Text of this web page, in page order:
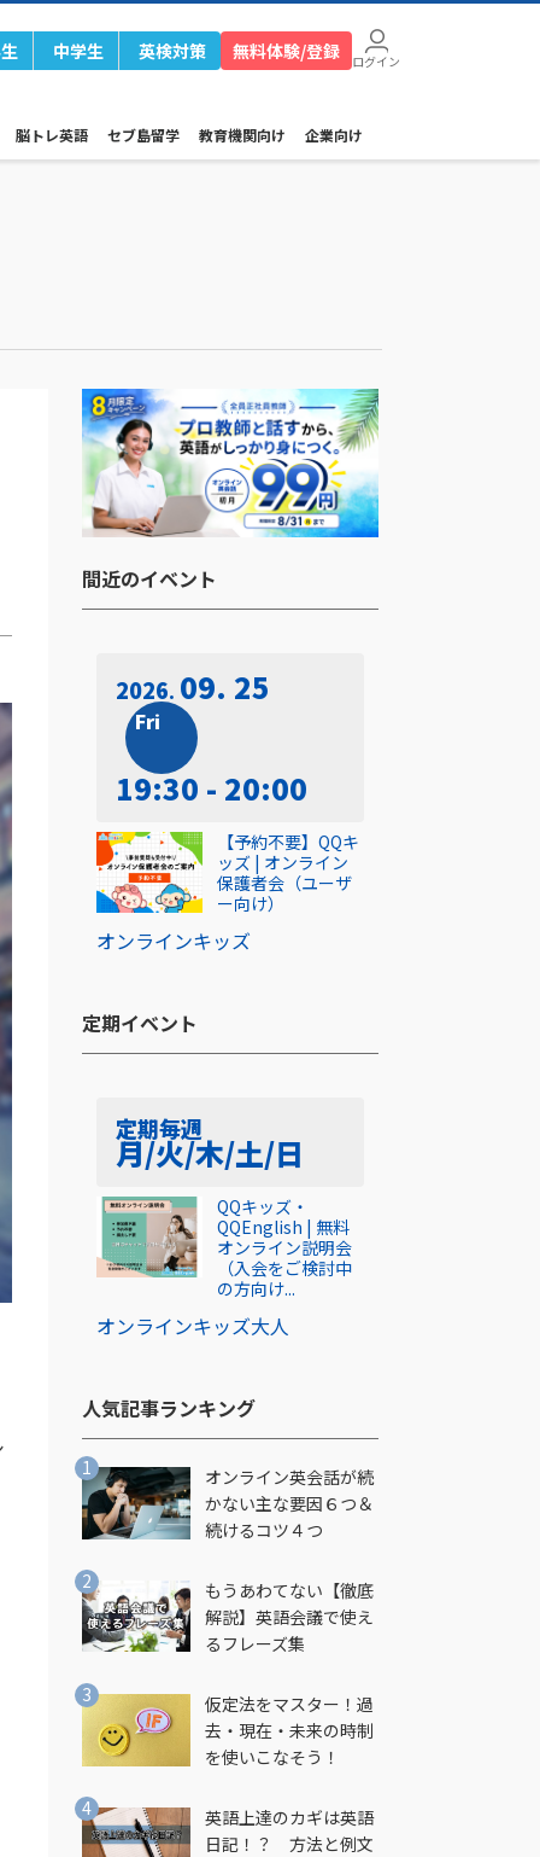
中学生 英検対策 無料体験/登録 ログイン
脳トレ英語 セブ島留学 教育機関向け 企業向け
間近のイベント​
2026 09. 25
Fri
19:30 - 20:00
オンラインキッズ
【予約不要】QQキ
ッズ | オンライン
保護者会（ユーザ
ー向け）
定期イベント​
定期毎週
月/火/木/土/日
オンラインキッズ大人
QQキッズ・
QQEnglish | 無料
オンライン説明会
（入会をご検討中
の方向け...
人気記事ランキング​
オンライン英会話が続
かない主な要因６つ＆
続けるコツ４つ
もうあわてない【徹底
解説】英語会議で使え
るフレーズ集
仮定法をマスター！過
去・現在・未来の時制
を使いこなそう！
英語上達のカギは英語
日記！？ 方法と例文